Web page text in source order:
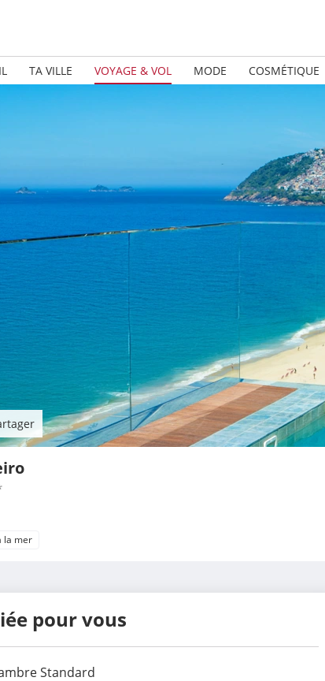
TA VILLE VOYAGE & VOL MODE COSMÉTIQUE
la mer
pour vous
Standard